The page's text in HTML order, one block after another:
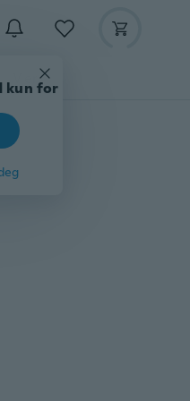
kun for